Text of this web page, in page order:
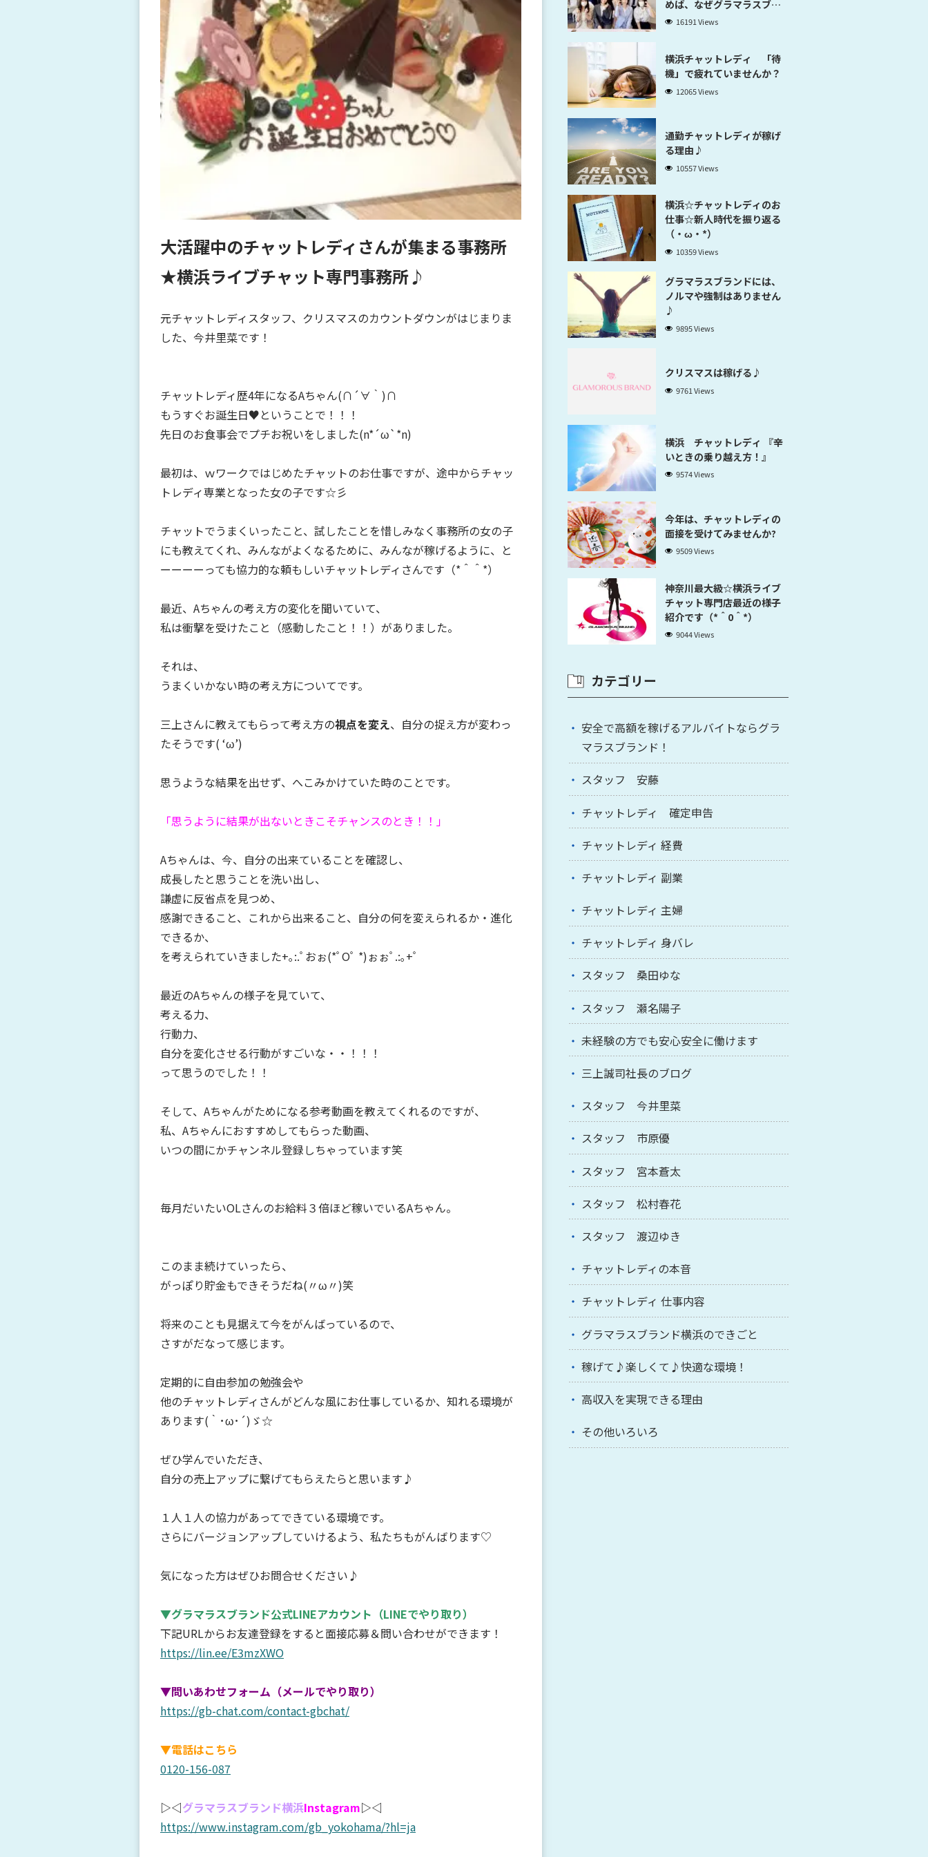
大活躍中のチャットレディさんが集まる事務所
★横浜ライブチャット専門事務所♪
元チャットレディスタッフ、クリスマスのカウントダウンがはじまりま
した、今井里菜です！
チャットレディ歴4年になるAちゃん(∩´∀｀)∩
もうすぐお誕生日♥ということで！！！
先日のお食事会でプチお祝いをしました(n*´ω`*n)
最初は、ｗワークではじめたチャットのお仕事ですが、途中からチャッ
トレディ専業となった女の子です☆彡
チャットでうまくいったこと、試したことを惜しみなく事務所の女の子
にも教えてくれ、みんながよくなるために、みんなが稼げるように、と
ーーーーっても協力的な頼もしいチャットレディさんです（*＾＾*）
最近、Aちゃんの考え方の変化を聞いていて、
私は衝撃を受けたこと（感動したこと！！）がありました。
それは、
うまくいかない時の考え方についてです。
三上さんに教えてもらって考え方の視点を変え、自分の捉え方が変わっ
たそうです( ‘ω’)
思うような結果を出せず、へこみかけていた時のことです。
「思うように結果が出ないときこそチャンスのとき！！」
Aちゃんは、今、自分の出来ていることを確認し、
成長したと思うことを洗い出し、
謙虚に反省点を見つめ、
感謝できること、これから出来ること、自分の何を変えられるか・進化
できるか、
を考えられていきました+｡:.ﾟおぉ(*ﾟOﾟ *)ぉぉﾟ.:｡+ﾟ
最近のAちゃんの様子を見ていて、
考える力、
行動力、
自分を変化させる行動がすごいな・・！！！
って思うのでした！！
そして、Aちゃんがためになる参考動画を教えてくれるのですが、
私、Aちゃんにおすすめしてもらった動画、
いつの間にかチャンネル登録しちゃっています笑
毎月だいたいOLさんのお給料３倍ほど稼いでいるAちゃん。
このまま続けていったら、
がっぽり貯金もできそうだね(〃ω〃)笑
将来のことも見据えて今をがんばっているので、
さすがだなって感じます。
定期的に自由参加の勉強会や
他のチャットレディさんがどんな風にお仕事しているか、知れる環境が
あります(｀･ω･´)ゞ☆
ぜひ学んでいただき、
自分の売上アップに繋げてもらえたらと思います♪
１人１人の協力があってできている環境です。
さらにバージョンアップしていけるよう、私たちもがんばります♡
気になった方はぜひお問合せください♪
▼グラマラスブランド公式LINEアカウント （LINEでやり取り）
下記URLからお友達登録をすると面接応募＆問い合わせができます！
https://lin.ee/E3mzXWO
▼問いあわせフォーム（メールでやり取り）
https://gb-chat.com/contact-gbchat/
▼電話はこちら
0120-156-087
▷◁グラマラスブランド横浜Instagram▷◁
https://www.instagram.com/gb_yokohama/?hl=ja
めば、なぜグラマラスブラ
ンド横浜だと稼げるのかが
16191 Views
横浜チャットレディ 「待
機」で疲れていませんか？
12065 Views
通勤チャットレディが稼げ
る理由♪
10557 Views
横浜☆チャットレディのお
仕事☆新人時代を振り返る
（・ω・*）
10359 Views
グラマラスブランドには、
ノルマや強制はありません
♪
9895 Views
クリスマスは稼げる♪
9761 Views
横浜 チャットレディ 『辛
いときの乗り越え方！』
9574 Views
今年は、チャットレディの
面接を受けてみませんか?
9509 Views
神奈川最大級☆横浜ライブ
チャット専門店最近の様子
紹介です（*＾0＾*）
9044 Views
カテゴリー
安全で高額を稼げるアルバイトならグラ
マラスブランド！
スタッフ 安藤
チャットレディ 確定申告
チャットレディ 経費
チャットレディ 副業
チャットレディ 主婦
チャットレディ 身バレ
スタッフ 桑田ゆな
スタッフ 瀬名陽子
未経験の方でも安心安全に働けます
三上誠司社長のブログ
スタッフ 今井里菜
スタッフ 市原優
スタッフ 宮本蒼太
スタッフ 松村春花
スタッフ 渡辺ゆき
チャットレディの本音
チャットレディ 仕事内容
グラマラスブランド横浜のできごと
稼げて♪楽しくて♪快適な環境！
高収入を実現できる理由
その他いろいろ